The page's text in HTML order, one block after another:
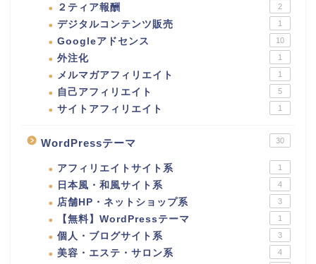
２ティア報酬 2
デジタルコンテンツ販売 1
Googleアドセンス 10
外注化 1
メルマガアフィリエイト 1
自己アフィリエイト 5
サイトアフィリエイト 1
WordPressテーマ 30
アフィリエイトサイト系 1
日本風・和風サイト系 4
店舗HP・ネットショップ系 3
【無料】WordPressテーマ 1
個人・ブログサイト系 3
美容・エステ・サロン系 4